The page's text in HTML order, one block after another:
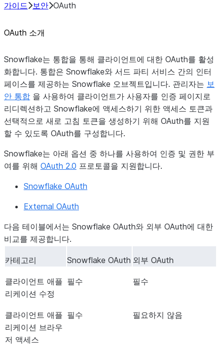
가이드 보안 OAuth
OAuth 소개
Snowflake는 통합을 통해 클라이언트에 대한 OAuth를 활성
화합니다. 통합은 Snowflake와 서드 파티 서비스 간의 인터
페이스를 제공하는 Snowflake 오브젝트입니다. 관리자는 보
안 통합 을 사용하여 클라이언트가 사용자를 인증 페이지로
리디렉션하고 Snowflake에 액세스하기 위한 액세스 토큰과
선택적으로 새로 고침 토큰을 생성하기 위해 OAuth를 지원
할 수 있도록 OAuth를 구성합니다.
Snowflake는 아래 옵션 중 하나를 사용하여 인증 및 권한 부
여를 위해 OAuth 2.0 프로토콜을 지원합니다.
Snowflake OAuth
External OAuth
다음 테이블에서는 Snowflake OAuth와 외부 OAuth에 대한
비교를 제공합니다.
카테고리 Snowflake OAuth 외부 OAuth
클라이언트 애플
리케이션 수정
필수 필수
클라이언트 애플
리케이션 브라우
저 액세스
필수 필요하지 않음